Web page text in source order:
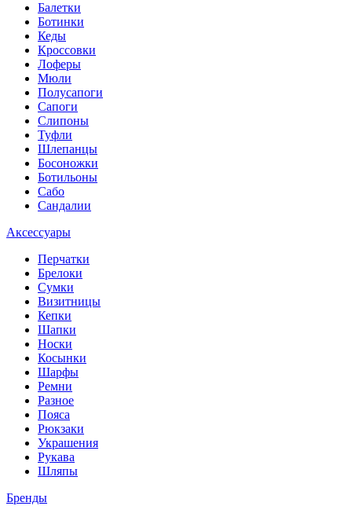
Балетки
Ботинки
Кеды
Кроссовки
Лоферы
Мюли
Полусапоги
Сапоги
Слипоны
Туфли
Шлепанцы
Босоножки
Ботильоны
Сабо
Сандалии
Аксессуары
Перчатки
Брелоки
Сумки
Визитницы
Кепки
Шапки
Носки
Косынки
Шарфы
Ремни
Разное
Пояса
Рюкзаки
Украшения
Рукава
Шляпы
Бренды